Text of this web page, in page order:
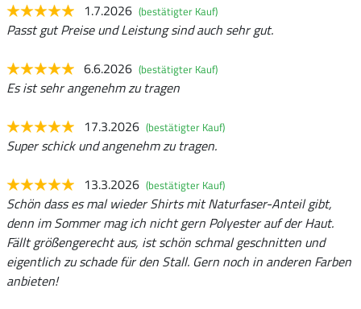
1.7.2026 (bestätigter Kauf)
Passt gut Preise und Leistung sind auch sehr gut.
6.6.2026 (bestätigter Kauf)
Es ist sehr angenehm zu tragen
17.3.2026 (bestätigter Kauf)
Super schick und angenehm zu tragen.
13.3.2026 (bestätigter Kauf)
Schön dass es mal wieder Shirts mit Naturfaser-Anteil gibt,
denn im Sommer mag ich nicht gern Polyester auf der Haut.
Fällt größengerecht aus, ist schön schmal geschnitten und
eigentlich zu schade für den Stall. Gern noch in anderen Farben
anbieten!